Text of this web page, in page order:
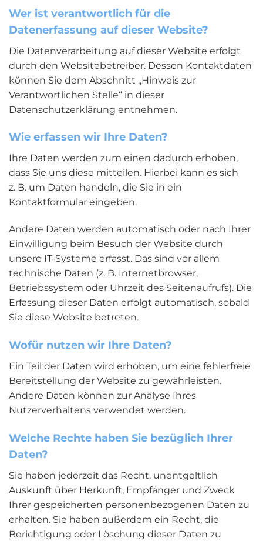
Wer ist verantwortlich für die
Datenerfassung auf dieser Website?
Die Datenverarbeitung auf dieser Website erfolgt
durch den Websitebetreiber. Dessen Kontaktdaten
können Sie dem Abschnitt „Hinweis zur
Verantwortlichen Stelle“ in dieser
Datenschutzerklärung entnehmen.
Wie erfassen wir Ihre Daten?
Ihre Daten werden zum einen dadurch erhoben,
dass Sie uns diese mitteilen. Hierbei kann es sich
z. B. um Daten handeln, die Sie in ein
Kontaktformular eingeben.
Andere Daten werden automatisch oder nach Ihrer
Einwilligung beim Besuch der Website durch
unsere IT-Systeme erfasst. Das sind vor allem
technische Daten (z. B. Internetbrowser,
Betriebssystem oder Uhrzeit des Seitenaufrufs). Die
Erfassung dieser Daten erfolgt automatisch, sobald
Sie diese Website betreten.
Wofür nutzen wir Ihre Daten?
Ein Teil der Daten wird erhoben, um eine fehlerfreie
Bereitstellung der Website zu gewährleisten.
Andere Daten können zur Analyse Ihres
Nutzerverhaltens verwendet werden.
Welche Rechte haben Sie bezüglich Ihrer
Daten?
Sie haben jederzeit das Recht, unentgeltlich
Auskunft über Herkunft, Empfänger und Zweck
Ihrer gespeicherten personenbezogenen Daten zu
erhalten. Sie haben außerdem ein Recht, die
Berichtigung oder Löschung dieser Daten zu